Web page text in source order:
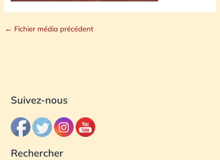
← Fichier média précédent
Suivez-nous
Rechercher